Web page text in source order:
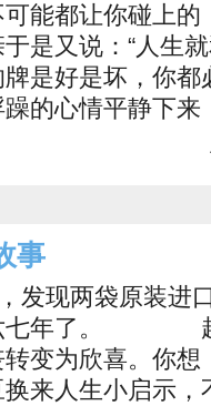
能都让你碰上的
是又说：“人生
是好是坏，你
的心情平静下来
事
发现两袋原装进
七年了。 起
变为欣喜。你
豆换来人生小